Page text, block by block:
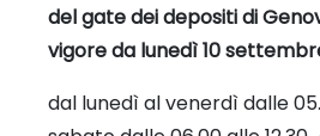
del gate dei depositi di
vigore da lunedì 10
dal lunedì al venerdì dalle